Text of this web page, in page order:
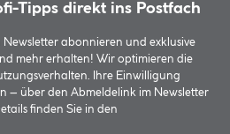
Tipps direkt ins Postfach
Newsletter abonnieren und exklusive
mehr erhalten! Wir optimieren die
Ihre Einwilligung
– über den Abmeldelink im Newsletter
finden Sie in den